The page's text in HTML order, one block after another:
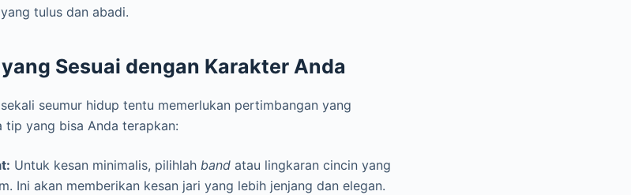
tulus dan abadi.
Sesuai dengan Karakter Anda
seumur hidup tentu memerlukan pertimbangan yang
tip yang bisa Anda terapkan:
Untuk kesan minimalis, pilihlah band atau lingkaran cincin yang
Ini akan memberikan kesan jari yang lebih jenjang dan elegan.